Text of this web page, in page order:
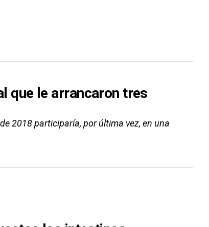
que le arrancaron tres
2018 participaría, por última vez, en una